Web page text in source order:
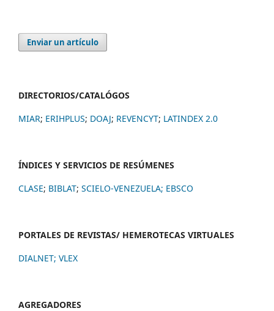
Enviar un artículo
DIRECTORIOS/CATALÓGOS
MIAR; ERIHPLUS; DOAJ; REVENCYT; LATINDEX 2.0
ÍNDICES Y SERVICIOS DE RESÚMENES
CLASE; BIBLAT; SCIELO-VENEZUELA; EBSCO
PORTALES DE REVISTAS/ HEMEROTECAS VIRTUALES
DIALNET; VLEX
AGREGADORES